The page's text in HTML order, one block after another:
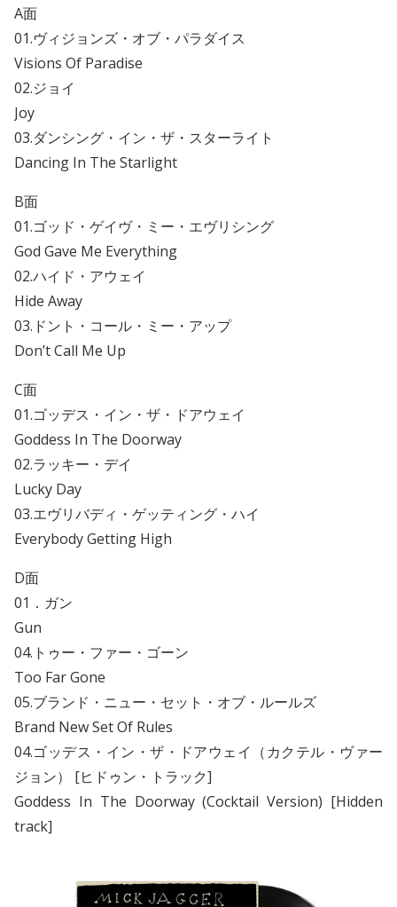
A面
01.ヴィジョンズ・オブ・パラダイス
Visions Of Paradise
02.ジョイ
Joy
03.ダンシング・イン・ザ・スターライト
Dancing In The Starlight
B面
01.ゴッド・ゲイヴ・ミー・エヴリシング
God Gave Me Everything
02.ハイド・アウェイ
Hide Away
03.ドント・コール・ミー・アップ
Don’t Call Me Up
C面
01.ゴッデス・イン・ザ・ドアウェイ
Goddess In The Doorway
02.ラッキー・デイ
Lucky Day
03.エヴリバディ・ゲッティング・ハイ
Everybody Getting High
D面
01．ガン
Gun
04.トゥー・ファー・ゴーン
Too Far Gone
05.ブランド・ニュー・セット・オブ・ルールズ
Brand New Set Of Rules
04.ゴッデス・イン・ザ・ドアウェイ（カクテル・ヴァー
ジョン） [ヒドゥン・トラック]
Goddess In The Doorway (Cocktail Version) [Hidden
track]